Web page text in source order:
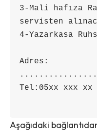
3-Mali hafıza
servisten
4-Yazarkasa
Adres:
Tel:05xx xxx xx
Aşağıdaki